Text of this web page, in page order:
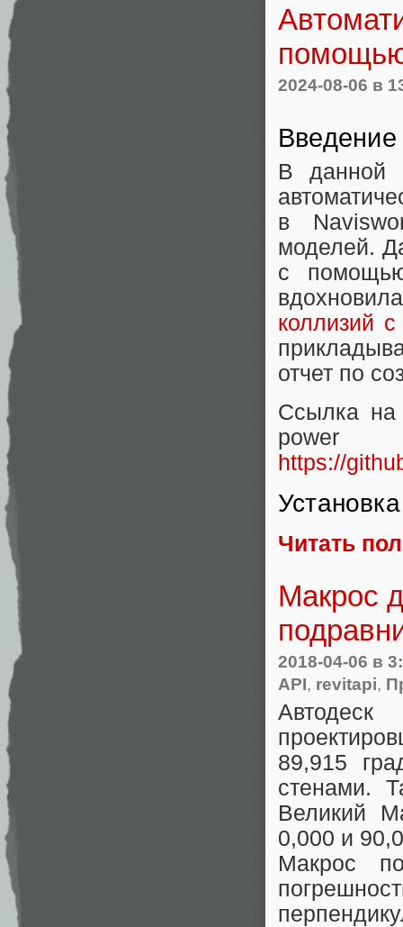
2024-08-06 в
Введение
В данной
в
моделей.
с
коллизий
отчет по
Ссылка
https://
Установка
Читать
Макрос
2018-04-06 в
API, revitapi,
89,915
стенами.
Великий
0,000 и
Макрос